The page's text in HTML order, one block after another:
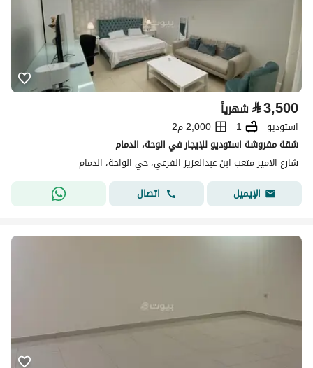
⃁3,500 شهرياً
استوديو 1
2,000 م2
شقة مفروشة استوديو للإيجار في الوحة، الدمام
شارع الامير متعب ابن عبدالعزيز الفرعي، حي الواحة، الدمام
الإيميل
اتصال